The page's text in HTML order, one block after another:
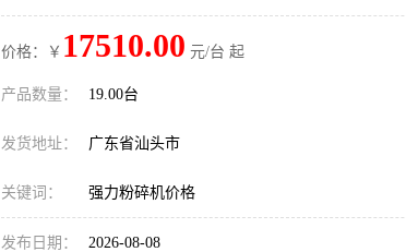
价格：￥ 17510.00 元/台 起
产品数量： 19.00台
发货地址： 广东省汕头市
关键词： 强力粉碎机价格
发布日期： 2026-08-08